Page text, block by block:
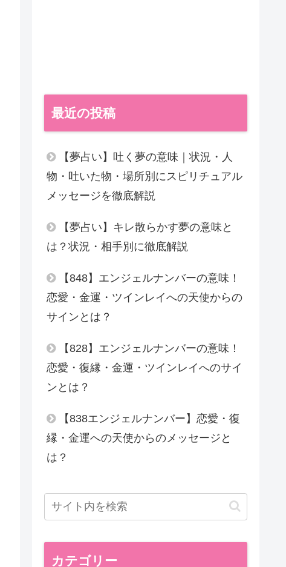
最近の投稿
【夢占い】吐く夢の意味｜状況・人
物・吐いた物・場所別にスピリチュアル
メッセージを徹底解説
【夢占い】キレ散らかす夢の意味と
は？状況・相手別に徹底解説
【848】エンジェルナンバーの意味！
恋愛・金運・ツインレイへの天使からの
サインとは？
【828】エンジェルナンバーの意味！
恋愛・復縁・金運・ツインレイへのサイ
ンとは？
【838エンジェルナンバー】恋愛・復
縁・金運への天使からのメッセージと
は？
カテゴリー